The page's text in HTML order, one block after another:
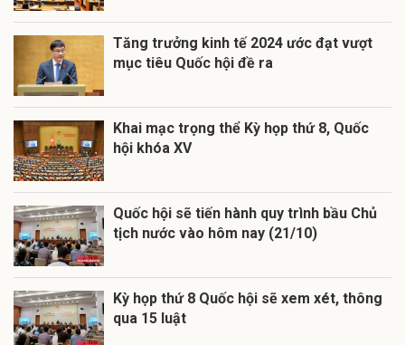
Tăng trưởng kinh tế 2024 ước đạt vượt
mục tiêu Quốc hội đề ra
Khai mạc trọng thể Kỳ họp thứ 8, Quốc
hội khóa XV
Quốc hội sẽ tiến hành quy trình bầu Chủ
tịch nước vào hôm nay (21/10)
Kỳ họp thứ 8 Quốc hội sẽ xem xét, thông
qua 15 luật